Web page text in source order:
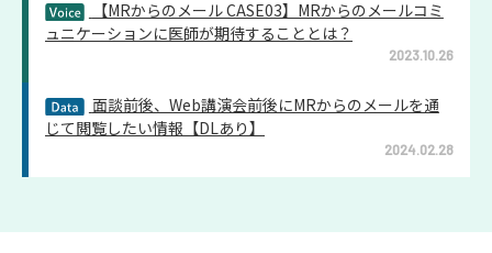
【MRからのメール CASE03】MRからのメールコミ
ュニケーションに医師が期待することとは？
2023.10.26
面談前後、Web講演会前後にMRからのメールを通
じて閲覧したい情報【DLあり】
2024.02.28